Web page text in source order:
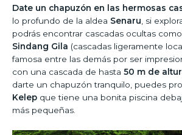
Date un chapuzón en las hermosas
lo profundo de la aldea Senaru , si
podrás encontrar cascadas ocultas como
Sindang Gila (cascadas ligeramente
famosa entre las demás por ser
con una cascada de hasta 50 m de
darte un chapuzón tranquilo, puedes
Kelep que tiene una bonita piscina
más pequeñas.